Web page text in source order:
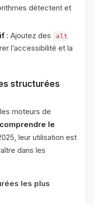
détectent et
: Ajoutez des
alt
l’accessibilité et la
structurées
moteurs de
comprendre le
leur utilisation est
dans les
les plus